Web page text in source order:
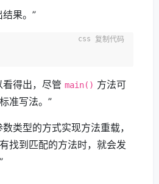
果。”
复制代码
看得出，尽管 main() 方法可
准写法。”
类型的方式实现方法重载，
找到匹配的方法时，就会发